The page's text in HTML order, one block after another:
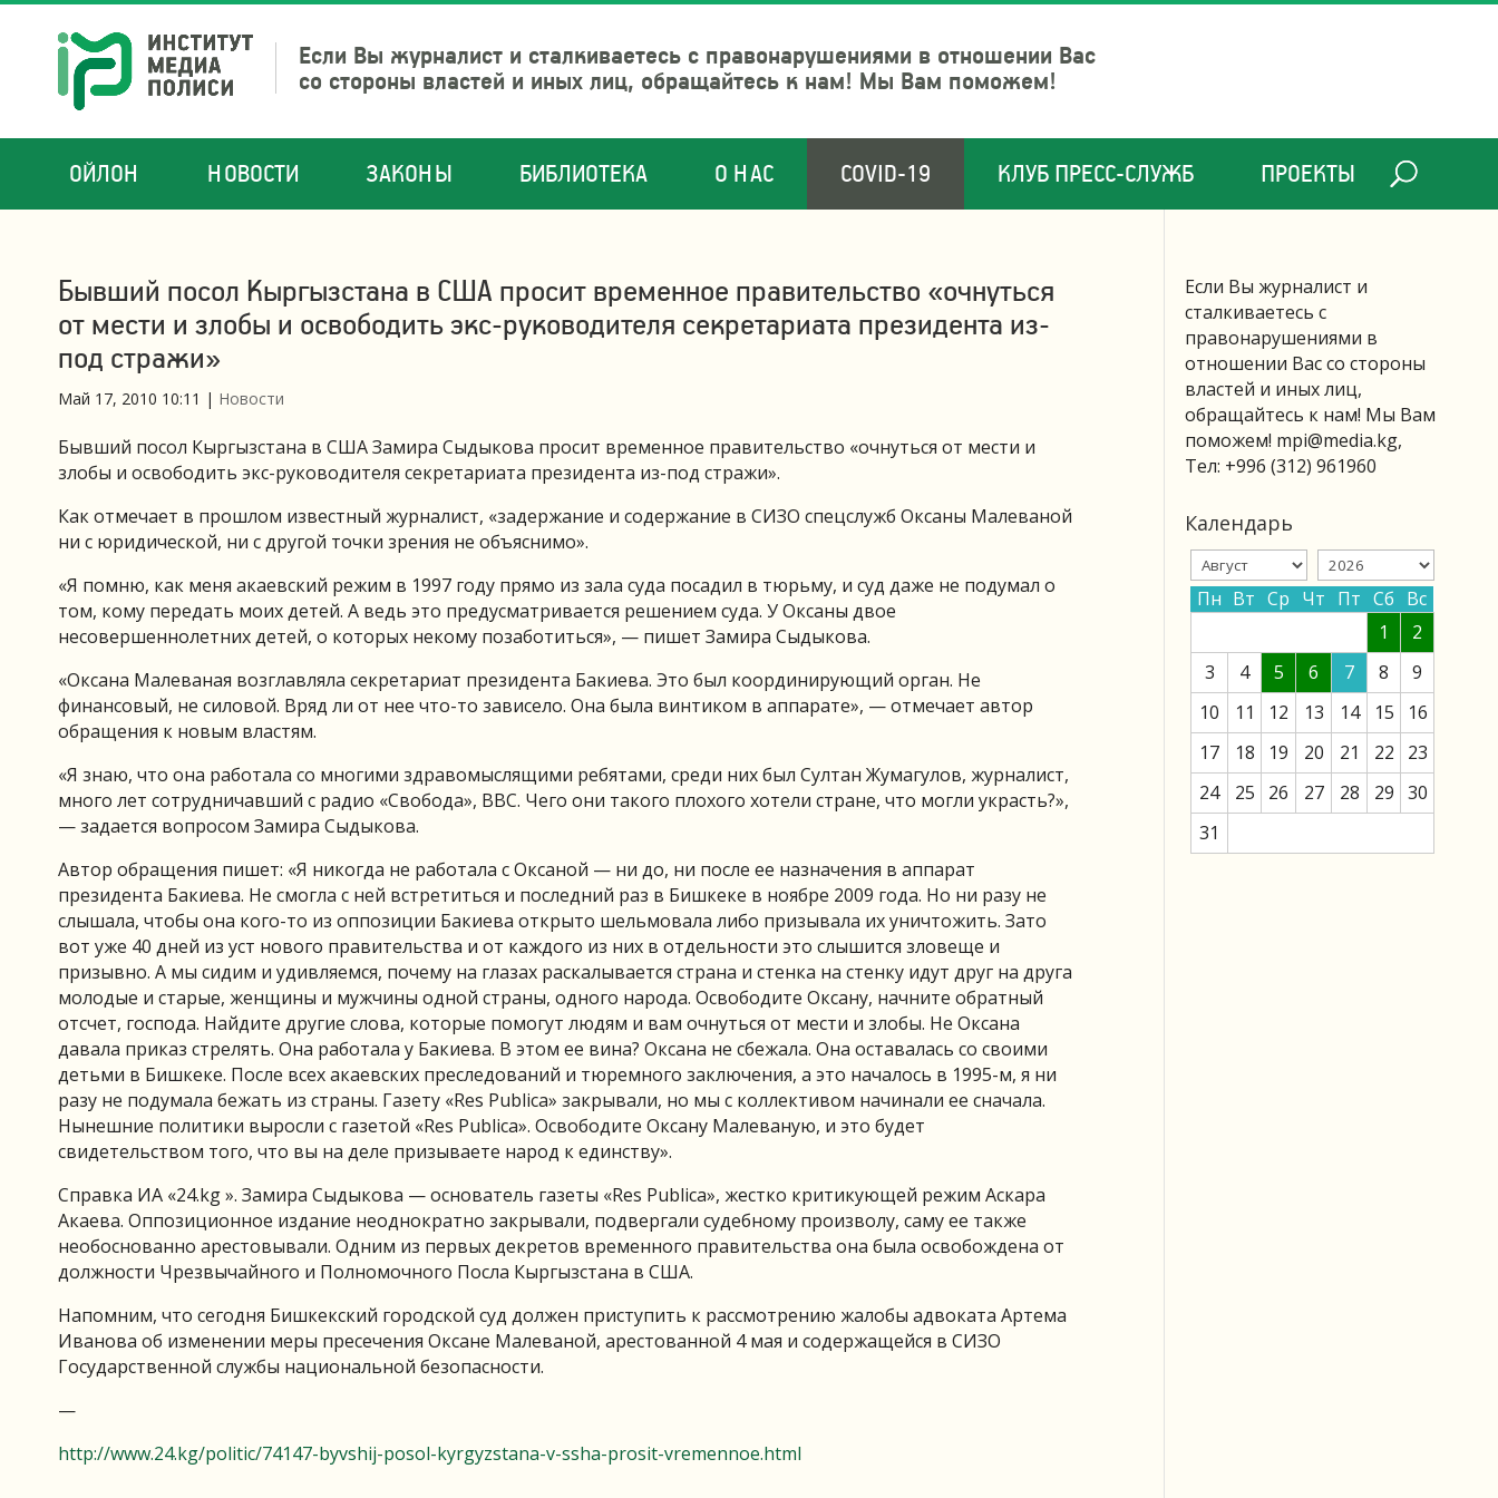
Если Вы журналист и сталкиваетесь с правонарушениями в отношении Вас
со стороны властей и иных лиц, обращайтесь к нам! Мы Вам поможем!
ОЙЛОН НОВОСТИ ЗАКОНЫ БИБЛИОТЕКА О НАС COVID-19 КЛУБ ПРЕСС-СЛУЖБ ПРОЕКТЫ
Бывший посол Кыргызстана в США просит временное правительство «очнуться
от мести и злобы и освободить экс-руководителя секретариата президента из-
под стражи»
Май 17, 2010 10:11 | Новости
Бывший посол Кыргызстана в США Замира Сыдыкова просит временное правительство «очнуться от мести и
злобы и освободить экс-руководителя секретариата президента из-под стражи».
Как отмечает в прошлом известный журналист, «задержание и содержание в СИЗО спецслужб Оксаны Малеваной
ни с юридической, ни с другой точки зрения не объяснимо».
«Я помню, как меня акаевский режим в 1997 году прямо из зала суда посадил в тюрьму, и суд даже не подумал о
том, кому передать моих детей. А ведь это предусматривается решением суда. У Оксаны двое
несовершеннолетних детей, о которых некому позаботиться», — пишет Замира Сыдыкова.
«Оксана Малеваная возглавляла секретариат президента Бакиева. Это был координирующий орган. Не
финансовый, не силовой. Вряд ли от нее что-то зависело. Она была винтиком в аппарате», — отмечает автор
обращения к новым властям.
«Я знаю, что она работала со многими здравомыслящими ребятами, среди них был Султан Жумагулов, журналист,
много лет сотрудничавший с радио «Свобода», ВВС. Чего они такого плохого хотели стране, что могли украсть?»,
— задается вопросом Замира Сыдыкова.
Автор обращения пишет: «Я никогда не работала с Оксаной — ни до, ни после ее назначения в аппарат
президента Бакиева. Не смогла с ней встретиться и последний раз в Бишкеке в ноябре 2009 года. Но ни разу не
слышала, чтобы она кого-то из оппозиции Бакиева открыто шельмовала либо призывала их уничтожить. Зато
вот уже 40 дней из уст нового правительства и от каждого из них в отдельности это слышится зловеще и
призывно. А мы сидим и удивляемся, почему на глазах раскалывается страна и стенка на стенку идут друг на друга
молодые и старые, женщины и мужчины одной страны, одного народа. Освободите Оксану, начните обратный
отсчет, господа. Найдите другие слова, которые помогут людям и вам очнуться от мести и злобы. Не Оксана
давала приказ стрелять. Она работала у Бакиева. В этом ее вина? Оксана не сбежала. Она оставалась со своими
детьми в Бишкеке. После всех акаевских преследований и тюремного заключения, а это началось в 1995-м, я ни
разу не подумала бежать из страны. Газету «Res Publica» закрывали, но мы с коллективом начинали ее сначала.
Нынешние политики выросли с газетой «Res Publica». Освободите Оксану Малеваную, и это будет
свидетельством того, что вы на деле призываете народ к единству».
Справка ИА «24.kg ». Замира Сыдыкова — основатель газеты «Res Publica», жестко критикующей режим Аскара
Акаева. Оппозиционное издание неоднократно закрывали, подвергали судебному произволу, саму ее также
необоснованно арестовывали. Одним из первых декретов временного правительства она была освобождена от
должности Чрезвычайного и Полномочного Посла Кыргызстана в США.
Напомним, что сегодня Бишкекский городской суд должен приступить к рассмотрению жалобы адвоката Артема
Иванова об изменении меры пресечения Оксане Малеваной, арестованной 4 мая и содержащейся в СИЗО
Государственной службы национальной безопасности.
—
http://www.24.kg/politic/74147-byvshij-posol-kyrgyzstana-v-ssha-prosit-vremennoe.html
Если Вы журналист и
сталкиваетесь с
правонарушениями в
отношении Вас со стороны
властей и иных лиц,
обращайтесь к нам! Мы Вам
поможем! mpi@media.kg,
Тел: +996 (312) 961960
Календарь
Пн Вт Ср Чт Пт Сб Вс
1
2
3
4 5 6 7 8
9
10
11 12 13 14 15
16
17
18 19 20 21 22
23
24
25 26 27 28 29 30
31